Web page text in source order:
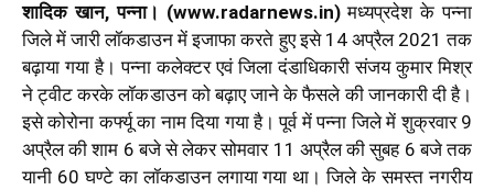
शादिक खान, पन्ना। (www.radarnews.in)मध्यप्रदेश के पन्ना
जिले में जारी लॉकडाउन में इजाफा करते हुए इसे 14 अप्रैल 2021 तक
बढ़ाया गया है। पन्ना कलेक्टर एवं जिला दंडाधिकारी संजय कुमार मिश्र
ने ट्वीट करके लॉकडाउन को बढ़ाए जाने के फैसले की जानकारी दी है।
इसे कोरोना कर्फ्यू का नाम दिया गया है। पूर्व में पन्ना जिले में शुक्रवार 9
अप्रैल की शाम 6 बजे से लेकर सोमवार 11 अप्रैल की सुबह 6 बजे तक
यानी 60 घण्टे का लॉकडाउन लगाया गया था। जिले के समस्त नगरीय